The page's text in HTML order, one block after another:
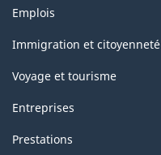
49.70
Thèmes
sujets
Emplois
Immigration et citoyenneté
Voyage et tourisme
Entreprises
Prestations